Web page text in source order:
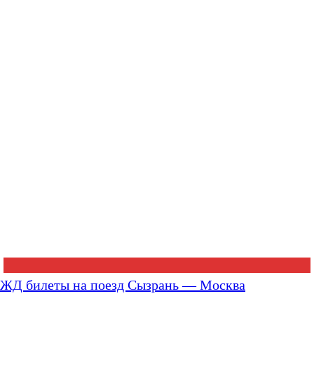
ЖД билеты на поезд Сызрань — Москва